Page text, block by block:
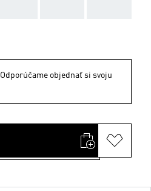
Odporúčame objednať si svoju